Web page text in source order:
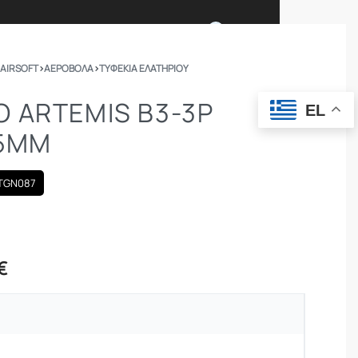
›ΑΕΡΟΒΟΛΑ›ΤΥΦΈΚΙΑ ΕΛΑΤΗΡΊΟΥ
B3-3P
EL